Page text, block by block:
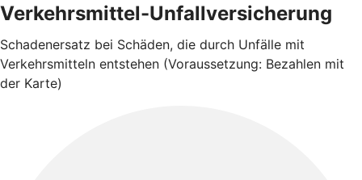
Verkehrsmittel-Unfallversicherung
Schadenersatz bei Schäden, die durch Unfälle mit
Verkehrsmitteln entstehen (Voraussetzung: Bezahlen mit
der Karte)